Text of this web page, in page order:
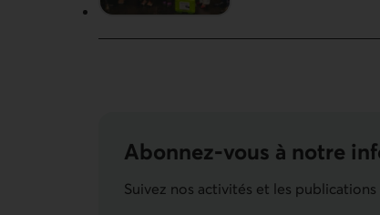
Abonnez-vous à notre
Suivez nos activités et les